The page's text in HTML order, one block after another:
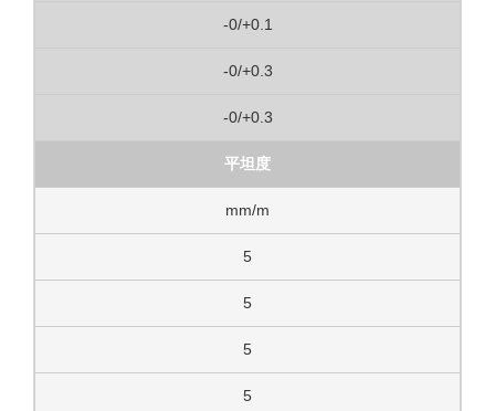
-0/+0.1
-0/+0.3
-0/+0.3
平坦度
mm/m
5
5
5
5